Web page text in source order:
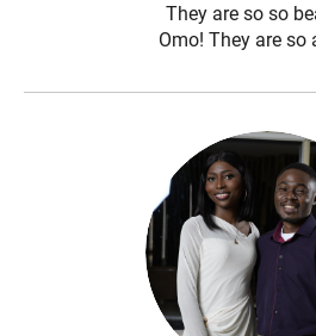
They are so so
Omo! They are so